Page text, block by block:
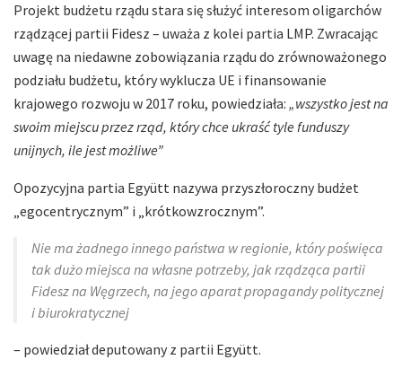
Projekt budżetu rządu stara się służyć interesom oligarchów
rządzącej partii Fidesz – uważa z kolei partia LMP. Zwracając
uwagę na niedawne zobowiązania rządu do zrównoważonego
podziału budżetu, który wyklucza UE i finansowanie
krajowego rozwoju w 2017 roku, powiedziała: „wszystko jest na
swoim miejscu przez rząd, który chce ukraść tyle funduszy
unijnych, ile jest możliwe”
Opozycyjna partia Együtt nazywa przyszłoroczny budżet
„egocentrycznym” i „krótkowzrocznym”.
Nie ma żadnego innego państwa w regionie, który poświęca
tak dużo miejsca na własne potrzeby, jak rządząca partii
Fidesz na Węgrzech, na jego aparat propagandy politycznej
i biurokratycznej
– powiedział deputowany z partii Együtt.